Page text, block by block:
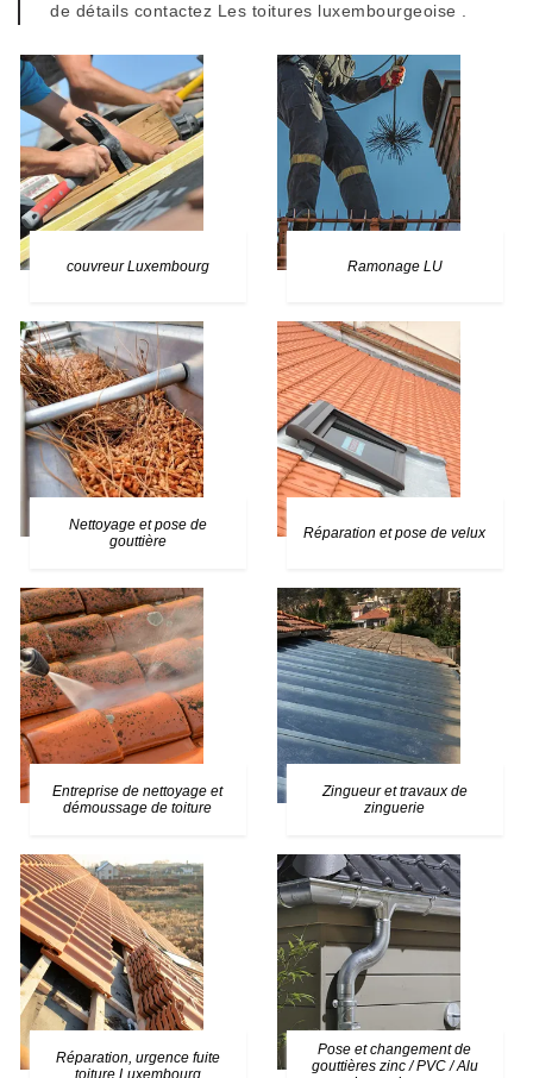
de détails contactez Les toitures luxembourgeoise .
couvreur Luxembourg Ramonage LU
Nettoyage et pose de
gouttière
Réparation et pose de velux
Entreprise de nettoyage et
démoussage de toiture
Zingueur et travaux de
zinguerie
Réparation, urgence fuite
toiture Luxembourg
Pose et changement de
gouttières zinc / PVC / Alu